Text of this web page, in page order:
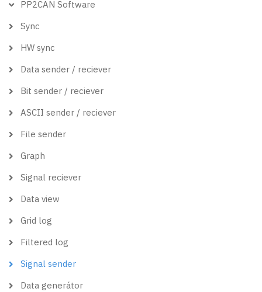
PP2CAN Software
Sync
HW sync
Data sender / reciever
Bit sender / reciever
ASCII sender / reciever
File sender
Graph
Signal reciever
Data view
Grid log
Filtered log
Signal sender
Data generátor